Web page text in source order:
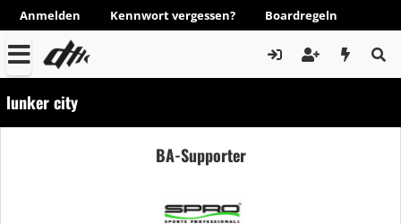
Anmelden Kennwort vergessen? Boardregeln
lunker city
BA-Supporter